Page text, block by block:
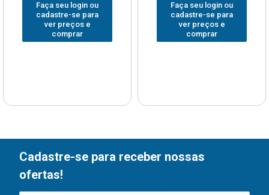
Faça seu login ou
cadastre-se para
ver preços e
comprar
Faça seu login ou
cadastre-se para
ver preços e
comprar
Cadastre-se para receber nossas
ofertas!